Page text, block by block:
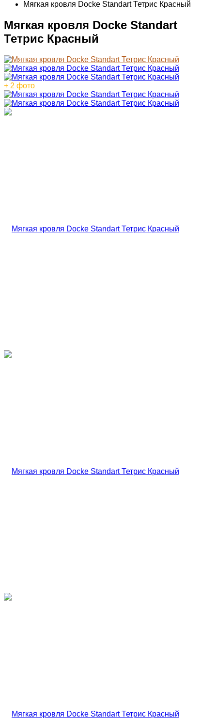
Мягкая кровля Docke Standart Тетрис Красный
Мягкая кровля Docke Standart
Тетрис Красный
+ 2 фото